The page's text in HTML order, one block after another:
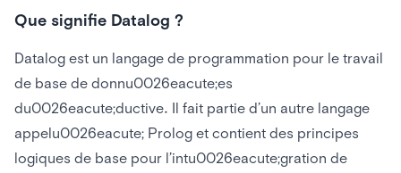
Que signifie Datalog ?
Datalog est un langage de programmation pour le travail
de base de donnu0026eacute;es
du0026eacute;ductive. Il fait partie d’un autre langage
appelu0026eacute; Prolog et contient des principes
logiques de base pour l’intu0026eacute;gration de